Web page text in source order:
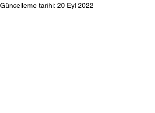
Güncelleme tarihi: 20 Eyl 2022